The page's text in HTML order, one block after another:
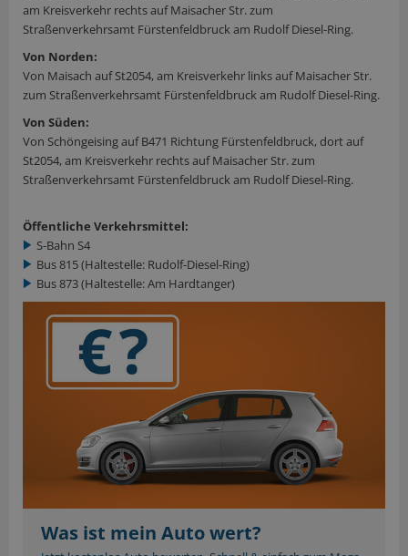
am Kreisverkehr rechts auf Maisacher Str. zum
Straßenverkehrsamt Fürstenfeldbruck am Rudolf Diesel-Ring.
Von Norden:
Von Maisach auf St2054, am Kreisverkehr links auf Maisacher Str.
zum Straßenverkehrsamt Fürstenfeldbruck am Rudolf Diesel-Ring.
Von Süden:
Von Schöngeising auf B471 Richtung Fürstenfeldbruck, dort auf
St2054, am Kreisverkehr rechts auf Maisacher Str. zum
Straßenverkehrsamt Fürstenfeldbruck am Rudolf Diesel-Ring.
Öffentliche Verkehrsmittel:
S-Bahn S4
Bus 815 (Haltestelle: Rudolf-Diesel-Ring)
Bus 873 (Haltestelle: Am Hardtanger)
Was ist mein Auto wert?